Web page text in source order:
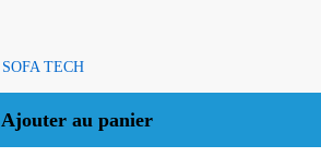
Ajouter au panier
SOFA TECH